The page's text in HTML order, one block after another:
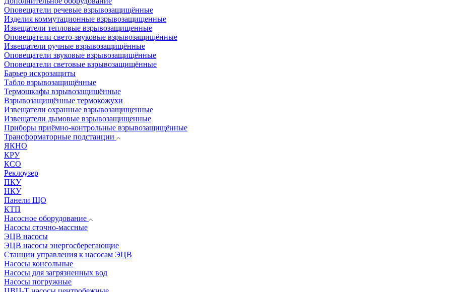
Оповещатели речевые взрывозащищённые
Изделия коммутационные взрывозащищенные
Извещатели тепловые взрывозащищенные
Оповещатели свето-звуковые взрывозащищённые
Извещатели ручные взрывозащищённые
Оповещатели звуковые взрывозащищённые
Оповещатели световые взрывозащищённые
Барьер искрозащиты
Табло взрывозащищённые
Термошкафы взрывозащищённые
Взрывозащищённые термокожухи
Извещатели охранные взрывозащищенные
Извещатели дымовые взрывозащищенные
Приборы приёмно-контрольные взрывозащищённые
Трансформаторные подстанции
ЯКНО
КРУ
КСО
Реклоузер
ПКУ
НКУ
Панели ЩО
КТП
Насосное оборудование
Насосы сточно-массные
ЭЦВ насосы
ЭЦВ насосы энергосберегающие
Станции управления к насосам ЭЦВ
Насосы консольные
Насосы для загрязненных вод
Насосы погружные